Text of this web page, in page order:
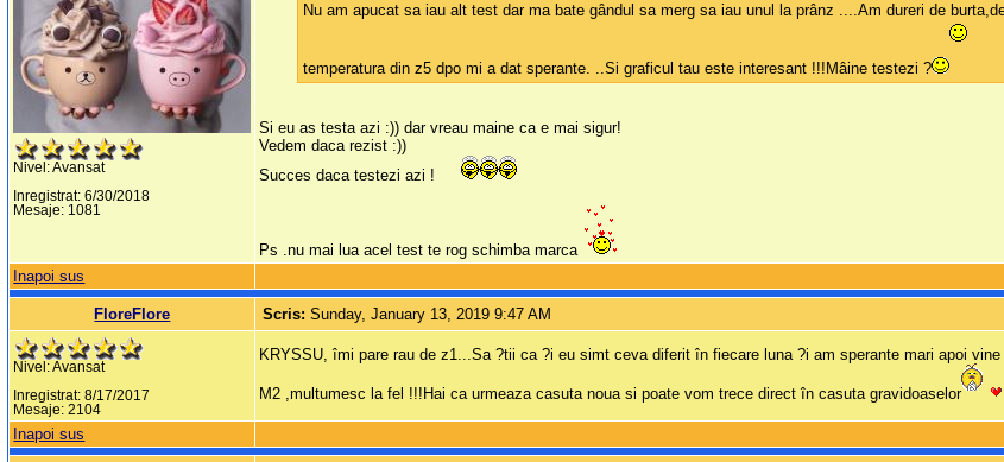
Nivel: Avansat
Inregistrat: 6/30/2018
Mesaje: 1081
Nu am apucat sa iau alt test dar ma bate gândul sa merg sa iau unul la prânz ....Am dureri de
temperatura din z5 dpo mi a dat sperante. ..Si graficul tau este interesant !!!Mâine testezi ?
Si eu as testa azi :)) dar vreau maine ca e mai sigur!
Vedem daca rezist :))
Succes daca testezi azi !
Ps .nu mai lua acel test te rog schimba marca
Inapoi sus
FloreFlore Scris:Sunday, January 13, 2019 9:47 AM
Nivel: Avansat
Inregistrat: 8/17/2017
Mesaje: 2104
KRYSSU, îmi pare rau de z1...Sa ?tii ca ?i eu simt ceva diferit în fiecare luna ?i am sperante mari apoi
M2 ,multumesc la fel !!!Hai ca urmeaza casuta noua si poate vom trece direct în casuta gravidoaselor
Inapoi sus